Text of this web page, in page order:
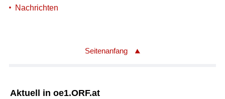
Nachrichten
Seitenanfang
Aktuell in oe1.ORF.at